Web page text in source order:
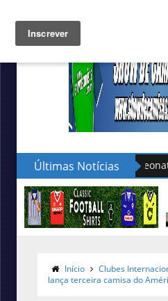
Últimas Notícias
turca no Campeonato Alemão
Início Clubes
lança terceira camisa do